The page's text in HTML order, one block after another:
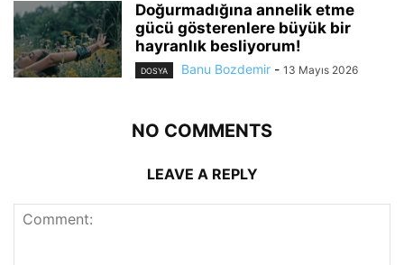
Doğurmadığına annelik etme
gücü gösterenlere büyük bir
hayranlık besliyorum!
DOSYA Banu Bozdemir - 13 Mayıs 2026
NO COMMENTS
LEAVE A REPLY